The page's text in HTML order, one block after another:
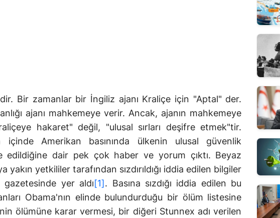
Bir zamanlar bir İngiliz ajanı Kraliçe için "Aptal" der.
ajanı mahkemeye verir. Ancak, ajanın mahkemeye
hakaret" değil, "ulusal sırları deşifre etmek"tir.
içinde Amerikan basınında ülkenin ulusal güvenlik
edildiğine dair pek çok haber ve yorum çıktı. Beyaz
yakın yetkililer tarafından sızdırıldığı iddia edilen bilgiler
yer aldı[1]. Basına sızdığı iddia edilen bu
Obama'nın elinde bulundurduğu bir ölüm listesine
ölümüne karar vermesi, bir diğeri Stunnex adı verilen